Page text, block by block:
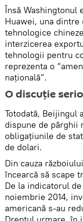
Însă Washingtonul
Huawei, una
tehnologice
interzicerea
tehnologii pentru
reprezenta o
națională”.
O discuție
Totodată, Beijingul
dispune de pârghii
obligațiunile de
de dolari.
Din cauza
încearcă să scape
De la indicatorul
noiembrie 2014,
americană s-au